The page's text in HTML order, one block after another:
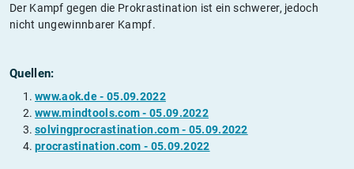
Der Kampf gegen die Prokrastination ist ein schwerer, jedoch
nicht ungewinnbarer Kampf.
Quellen:
www.aok.de - 05.09.2022
www.mindtools.com - 05.09.2022
solvingprocrastination.com - 05.09.2022
procrastination.com - 05.09.2022